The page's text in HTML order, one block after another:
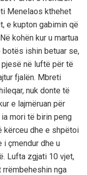
Menelaos kthehet
e kupton gabimin që
kohën kur u martua
ishin betuar se,
në luftë për të
fjalën. Mbreti
nuk donte të
e lajmëruan për
mori të birin peng
kërceu dhe e shpëtoi
i çmendur dhe u
Lufta zgjati 10 vjet,
rrëmbeheshin nga